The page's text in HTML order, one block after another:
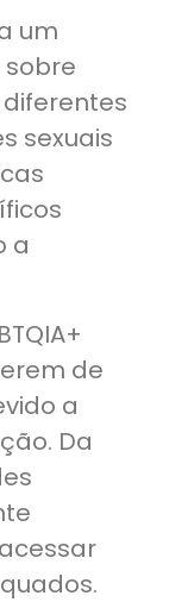
um
sexuais
a
de
a
Da